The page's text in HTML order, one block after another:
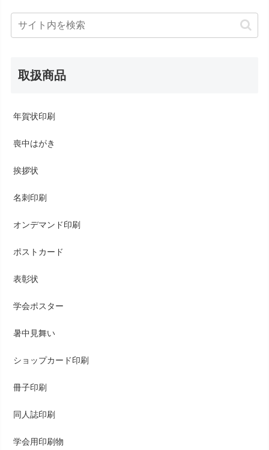
取扱商品
年賀状印刷
喪中はがき
挨拶状
名刺印刷
オンデマンド印刷
ポストカード
表彰状
学会ポスター
暑中見舞い
ショップカード印刷
冊子印刷
同人誌印刷
学会用印刷物